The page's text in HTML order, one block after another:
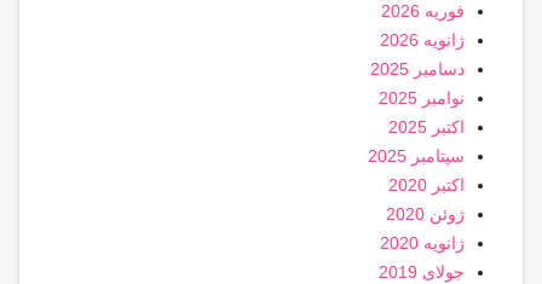
فوریه 2026
ژانویه 2026
دسامبر 2025
نوامبر 2025
اکتبر 2025
سپتامبر 2025
اکتبر 2020
ژوئن 2020
ژانویه 2020
جولای 2019